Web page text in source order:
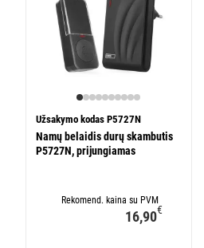
Užsakymo kodas P5727N
Namų belaidis durų skambutis
P5727N, prijungiamas
Rekomend. kaina su PVM
16,90€